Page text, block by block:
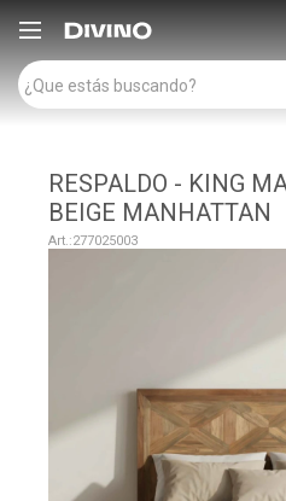

RESPALDO - KING
BEIGE MANHATTAN
277025003